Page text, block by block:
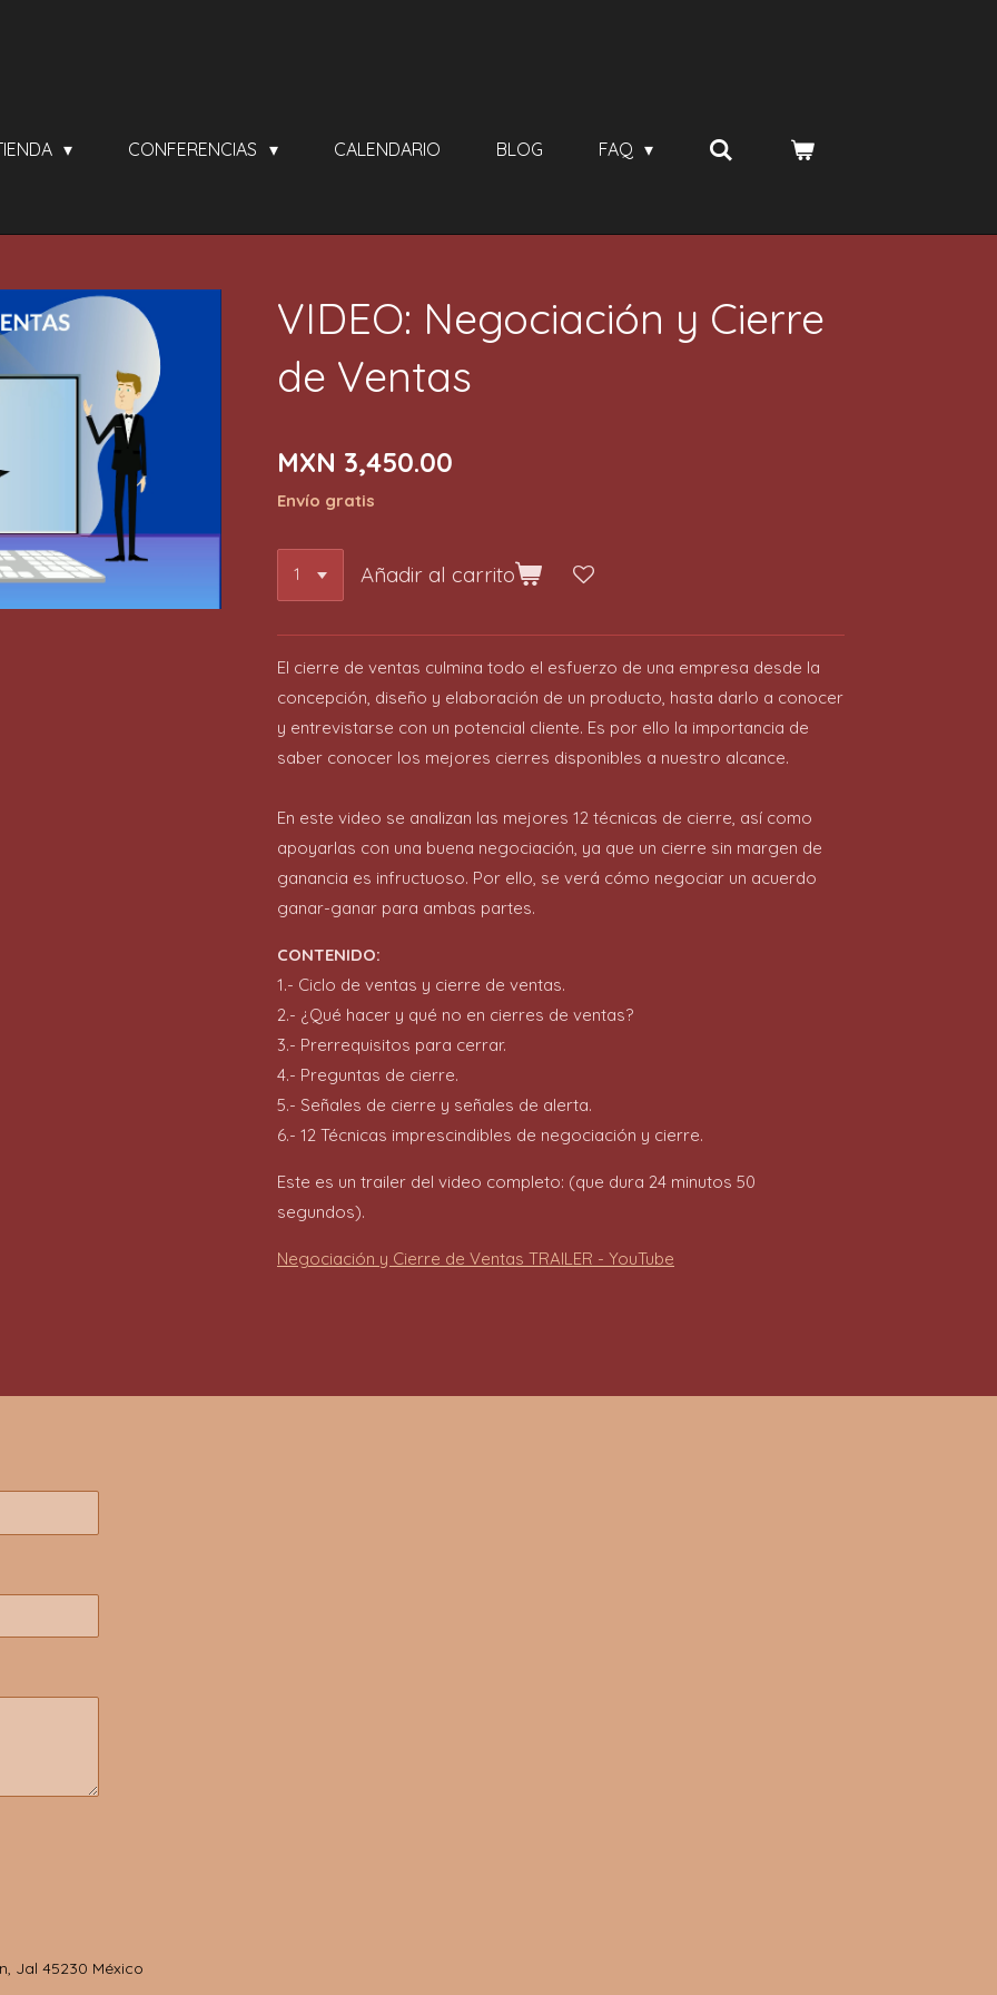
CONFERENCIAS CALENDARIO BLOG FAQ
VIDEO: Negociación y Cierre
de Ventas
MXN 3,450.00
Envío gratis
Añadir al carrito
El cierre de ventas culmina todo el esfuerzo de una empresa desde la
concepción, diseño y elaboración de un producto, hasta darlo a conocer
y entrevistarse con un potencial cliente. Es por ello la importancia de
saber conocer los mejores cierres disponibles a nuestro alcance.
En este video se analizan las mejores 12 técnicas de cierre, así como
apoyarlas con una buena negociación, ya que un cierre sin margen de
ganancia es infructuoso. Por ello, se verá cómo negociar un acuerdo
ganar-ganar para ambas partes.
CONTENIDO:
1.- Ciclo de ventas y cierre de ventas.
2.- ¿Qué hacer y qué no en cierres de ventas?
3.- Prerrequisitos para cerrar.
4.- Preguntas de cierre.
5.- Señales de cierre y señales de alerta.
6.- 12 Técnicas imprescindibles de negociación y cierre.
Este es un trailer del video completo: (que dura 24 minutos 50
segundos).
Negociación y Cierre de Ventas TRAILER - YouTube
Jal 45230 México